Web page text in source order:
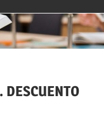
DESCUENTO